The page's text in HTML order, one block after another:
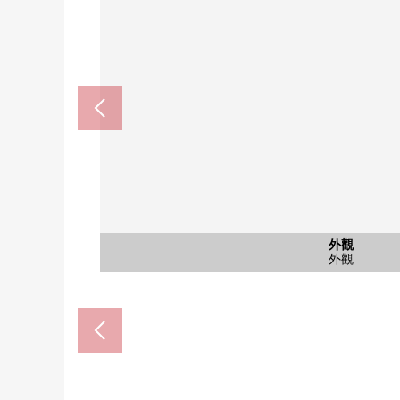
外觀
外觀
停車場
停車位
其他當地
門口
停車場
停車場空間
停車場
停車場空間
其他當地
門口
門口
門口
外觀
外觀
其他
入口
風景
風景
船橋市立前原小學(約
船橋市立前原小學
船橋市立前原中學(約
船橋市立前原中學
TOP市場津田沼商店(約
TOP市場津田沼商店